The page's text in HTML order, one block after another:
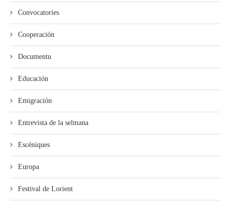
Convocatories
Cooperación
Documentu
Educación
Emigración
Entrevista de la selmana
Escéniques
Europa
Festival de Lorient